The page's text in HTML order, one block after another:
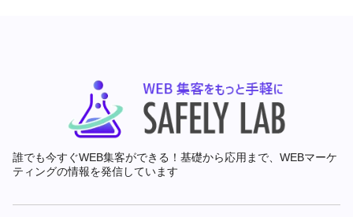
誰でも今すぐWEB集客ができる！基礎から応用まで、WEBマーケ
ティングの情報を発信しています